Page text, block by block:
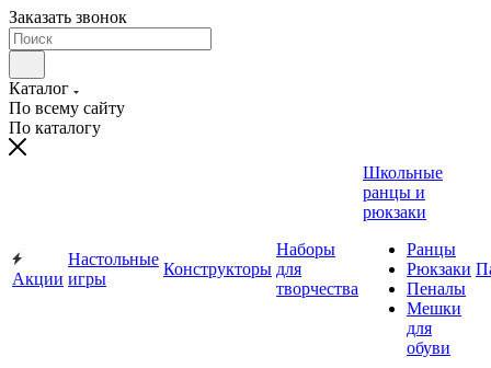
Заказать звонок
Каталог
По всему сайту
По каталогу
Акции
Настольные
игры
Конструкторы
Наборы
для
творчества
Школьные
ранцы и
рюкзаки
Ранцы
Рюкзаки
Пеналы
Мешки
для
обуви